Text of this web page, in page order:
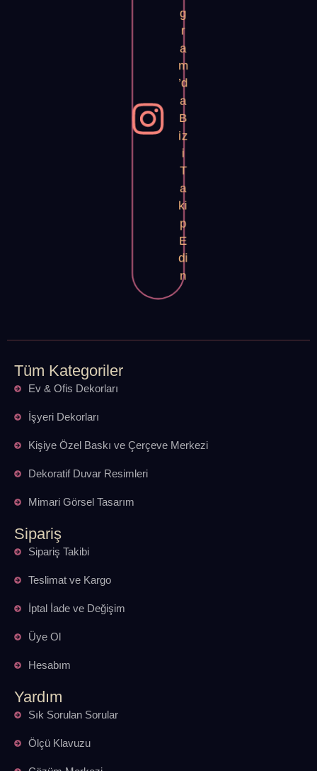
g
r
a
m
’d
a
B
iz
i
T
a
ki
p
E
di
n
Tüm Kategoriler
Ev & Ofis Dekorları
İşyeri Dekorları
Kişiye Özel Baskı ve Çerçeve Merkezi
Dekoratif Duvar Resimleri
Mimari Görsel Tasarım
Sipariş
Sipariş Takibi
Teslimat ve Kargo
İptal İade ve Değişim
Üye Ol
Hesabım
Yardım
Sık Sorulan Sorular
Ölçü Klavuzu